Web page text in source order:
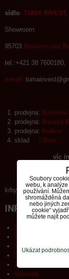
sídlo: TUMA
Showroom:
95703 Bánovce nad
tel.:+421 38 7600180,
e-mail:
prodejna: Bánovce
prodejna: Banská
prodejna: Košice
sklad : Brno
víc
krby-tuma.sk Info o
INFORMACE
Privacy - policy
Obecné obch.
Poučení o ochraně
Formulář -
Reklamační formulář
Výprodej
Soubory
webu, k
používání.
shromážděná
nebo jiných
cookie“
můžete najít
Ukázat